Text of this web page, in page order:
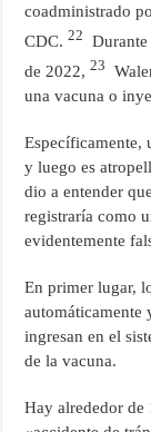
coadministrado
CDC.22
Durante
de 2022,23
una vacuna o
Específicamente,
y luego es
dio a entender
registraría como
evidentemente
En primer lugar,
automáticamente
ingresan en el
de la vacuna.
Hay alrededor de